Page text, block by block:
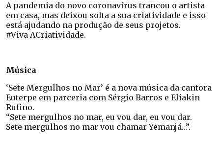
A pandemia do novo coronavírus trancou o artista
em casa, mas deixou solta a sua criatividade e isso
está ajudando na produção de seus projetos.
#Viva ACriatividade.
Música
‘Sete Mergulhos no Mar’ é a nova música da cantora
Euterpe em parceria com Sérgio Barros e Eliakin
Rufino.
“Sete mergulhos no mar, eu vou dar, eu vou dar.
Sete mergulhos no mar vou chamar Yemanjá…”.